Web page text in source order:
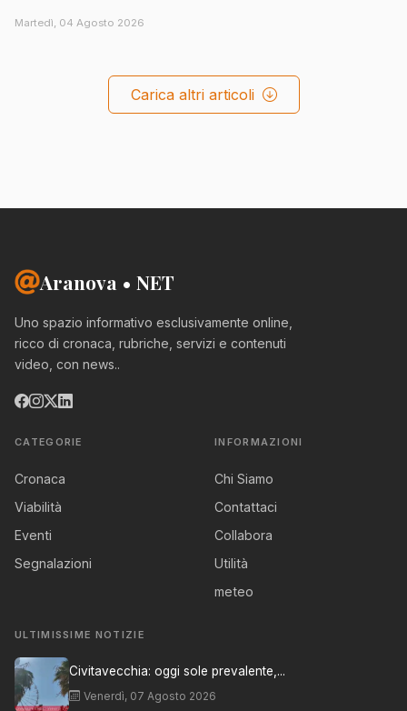
Martedì, 04 Agosto 2026
Carica altri articoli
Aranova • NET
Uno spazio informativo esclusivamente online,
ricco di cronaca, rubriche, servizi e contenuti
video, con news..
CATEGORIE
Cronaca
Viabilità
Eventi
Segnalazioni
INFORMAZIONI
Chi Siamo
Contattaci
Collabora
Utilità
meteo
ULTIMISSIME NOTIZIE
Civitavecchia: oggi sole prevalente,...
Venerdì, 07 Agosto 2026